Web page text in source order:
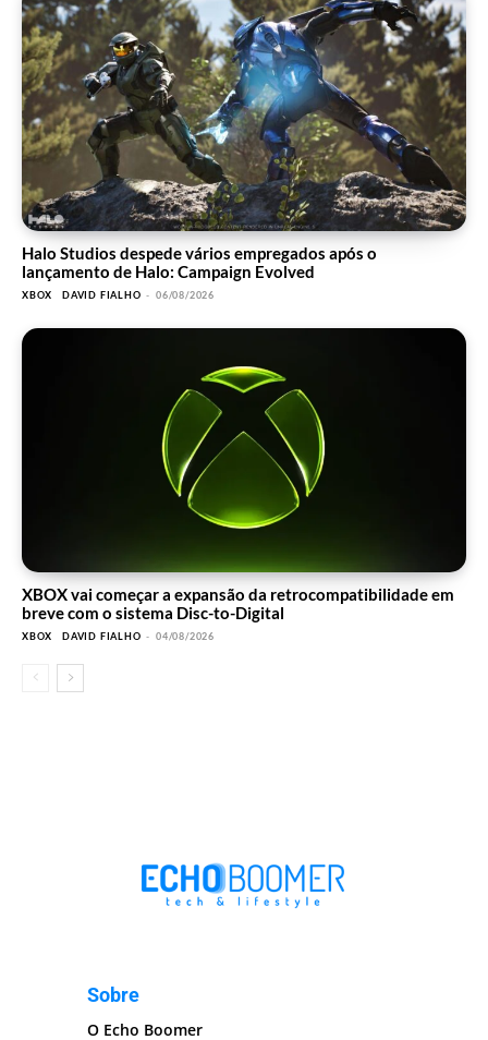
Halo Studios despede vários empregados após o
lançamento de Halo: Campaign Evolved
XBOX DAVID FIALHO - 06/08/2026
XBOX vai começar a expansão da retrocompatibilidade em
breve com o sistema Disc-to-Digital
XBOX DAVID FIALHO - 04/08/2026
Sobre
O Echo Boomer